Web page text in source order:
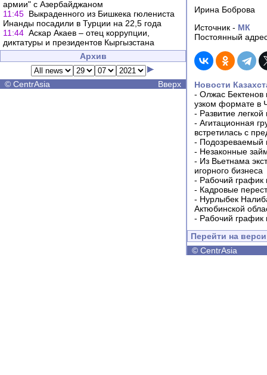
армии" с Азербайджаном
11:45 Выкраденного из Бишкека гюлениста
Инанды посадили в Турции на 22,5 года
11:44 Аскар Акаев – отец коррупции,
диктатуры и президентов Кыргызстана
Архив
© CentrAsia Вверх
Ирина Боброва
Источник - МК
Постоянный
Новости
- Олжас Бектенов
узком формате в
- Развитие
- Агитационная
встретилась с
- Подозреваемый
- Незаконные
- Из Вьетнама
игорного бизнеса
- Рабочий график
- Кадровые
- Нурлыбек
Актюбинской
- Рабочий график
Перейти на
© CentrAsia